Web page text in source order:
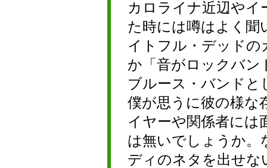
カロライナ近辺やイ
た時には噂はよく聞
イトフル・デッド
か「音がロックバン
ブルース・バンドと
僕が思うに彼の様な
イヤーや関係者には
は無いでしょうか。
ディのネタを出せな